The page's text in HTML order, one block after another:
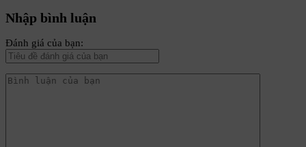
Nhập bình luận
Đánh giá của bạn: